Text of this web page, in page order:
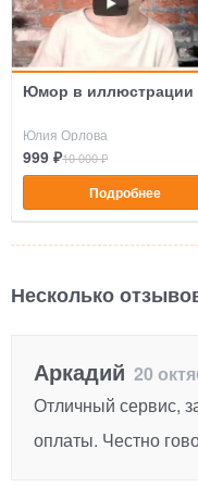
Юмор в иллюстрации
Юлия Орлова
999 ₽10 000 ₽
Подробнее
Несколько
Аркадий 20
Отличный сервис,
оплаты. Честно